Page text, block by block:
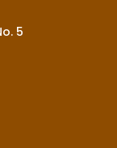
5